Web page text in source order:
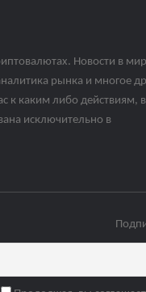
Новости в
рынка и многое
к каким либо действиям,
исключительно в